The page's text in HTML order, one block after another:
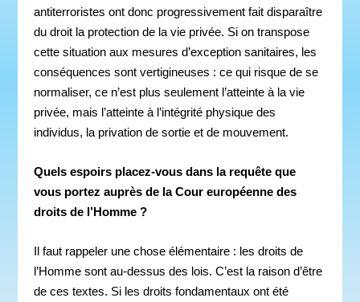
antiterroristes ont donc progressivement fait disparaître
du droit la protection de la vie privée. Si on transpose
cette situation aux mesures d’exception sanitaires, les
conséquences sont vertigineuses : ce qui risque de se
normaliser, ce n’est plus seulement l’atteinte à la vie
privée, mais l’atteinte à l’intégrité physique des
individus, la privation de sortie et de mouvement.
Quels espoirs placez-vous dans la requête que
vous portez auprès de la Cour européenne des
droits de l’Homme ?
Il faut rappeler une chose élémentaire : les droits de
l’Homme sont au-dessus des lois. C’est la raison d’être
de ces textes. Si les droits fondamentaux ont été